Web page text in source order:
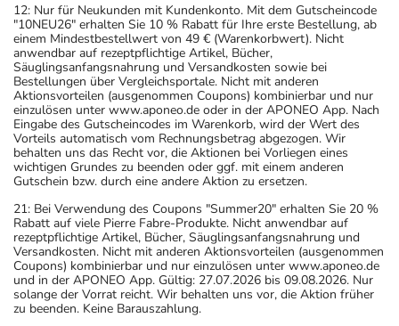
12: Nur für Neukunden mit Kundenkonto. Mit dem Gutscheincode
"10NEU26" erhalten Sie 10 % Rabatt für Ihre erste Bestellung, ab
einem Mindestbestellwert von 49 € (Warenkorbwert). Nicht
anwendbar auf rezeptpflichtige Artikel, Bücher,
Säuglingsanfangsnahrung und Versandkosten sowie bei
Bestellungen über Vergleichsportale. Nicht mit anderen
Aktionsvorteilen (ausgenommen Coupons) kombinierbar und nur
einzulösen unter www.aponeo.de oder in der APONEO App. Nach
Eingabe des Gutscheincodes im Warenkorb, wird der Wert des
Vorteils automatisch vom Rechnungsbetrag abgezogen. Wir
behalten uns das Recht vor, die Aktionen bei Vorliegen eines
wichtigen Grundes zu beenden oder ggf. mit einem anderen
Gutschein bzw. durch eine andere Aktion zu ersetzen.
21: Bei Verwendung des Coupons "Summer20" erhalten Sie 20 %
Rabatt auf viele Pierre Fabre-Produkte. Nicht anwendbar auf
rezeptpflichtige Artikel, Bücher, Säuglingsanfangsnahrung und
Versandkosten. Nicht mit anderen Aktionsvorteilen (ausgenommen
Coupons) kombinierbar und nur einzulösen unter www.aponeo.de
und in der APONEO App. Gültig: 27.07.2026 bis 09.08.2026. Nur
solange der Vorrat reicht. Wir behalten uns vor, die Aktion früher
zu beenden. Keine Barauszahlung.